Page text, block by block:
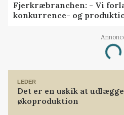
Fjerkræbranchen: - Vi
konkurrence- og
Loading...
LEDER
Det er en uskik at
økoproduktion